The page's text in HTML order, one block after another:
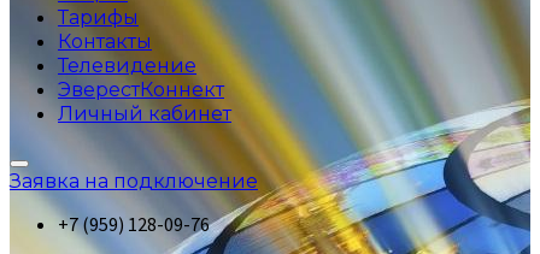
Тарифы
Контакты
Телевидение
ЭверестКоннект
Личный кабинет
Заявка на подключение
+7 (959) 128-09-76